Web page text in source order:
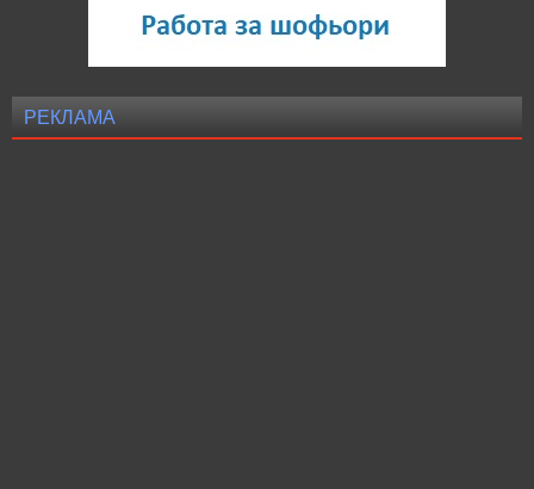
РЕКЛАМА